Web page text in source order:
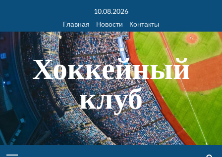
10.08.2026
Главная
Новости Контакты
Хоккейный
клуб